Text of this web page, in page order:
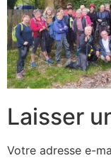
Laisser
Votre adresse e-